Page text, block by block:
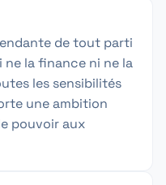
de tout parti
la finance ni ne la
les sensibilités
une ambition
pouvoir aux